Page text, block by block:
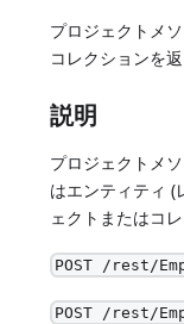
プロジェクトメ
コレクションを
説明
プロジェクトメ
はエンティティ (
ェクトまたはコ
POST /rest/
POST /rest/